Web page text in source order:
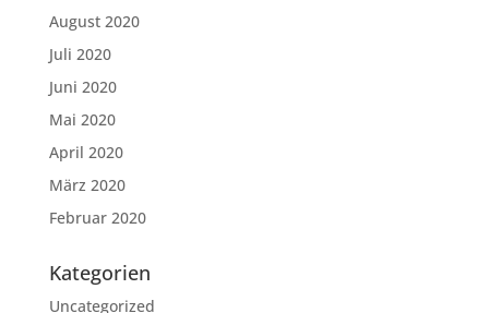
August 2020
Juli 2020
Juni 2020
Mai 2020
April 2020
März 2020
Februar 2020
Kategorien
Uncategorized